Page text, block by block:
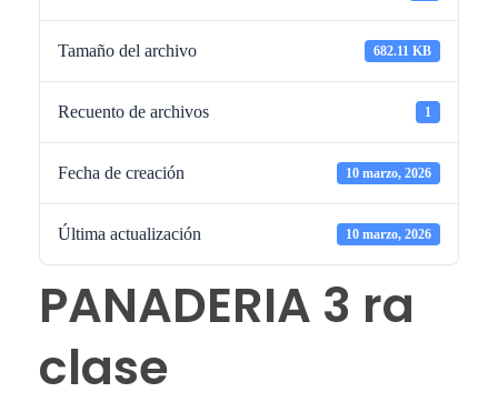
Tamaño del archivo 682.11 KB
Recuento de archivos 1
Fecha de creación 10 marzo, 2026
Última actualización 10 marzo, 2026
PANADERIA 3 ra
clase